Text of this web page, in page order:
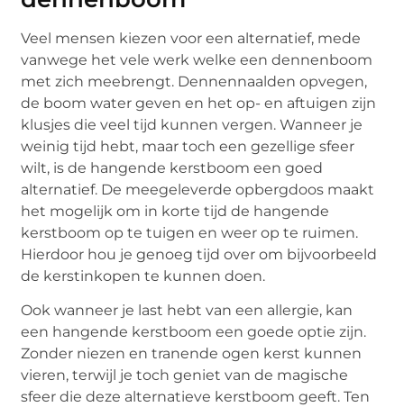
Veel mensen kiezen voor een alternatief, mede
vanwege het vele werk welke een dennenboom
met zich meebrengt. Dennennaalden opvegen,
de boom water geven en het op- en aftuigen zijn
klusjes die veel tijd kunnen vergen. Wanneer je
weinig tijd hebt, maar toch een gezellige sfeer
wilt, is de hangende kerstboom een goed
alternatief. De meegeleverde opbergdoos maakt
het mogelijk om in korte tijd de hangende
kerstboom op te tuigen en weer op te ruimen.
Hierdoor hou je genoeg tijd over om bijvoorbeeld
de kerstinkopen te kunnen doen.
Ook wanneer je last hebt van een allergie, kan
een hangende kerstboom een goede optie zijn.
Zonder niezen en tranende ogen kerst kunnen
vieren, terwijl je toch geniet van de magische
sfeer die deze alternatieve kerstboom geeft. Ten